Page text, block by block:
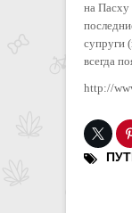
на
супруги
всегда
http://